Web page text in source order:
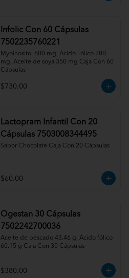
Infolic Con 60 Cápsulas
7502235760221
Myoinositol 600 mg, Ácido Fólico 200
mg, Aceite de soya 350 mg Caja Con 60
Cápsulas
$730.00
Lactopram Infantil Con 20
Cápsulas 7503008344495
Sabor Chocolate Caja Con 20 Cápsulas
$60.00
Ogestan 30 Cápsulas
7502242700036
Aceite de pescado 43.46 g, Ácido fólico
60.15 g Caja Con 30 Cápsulas
$380.00